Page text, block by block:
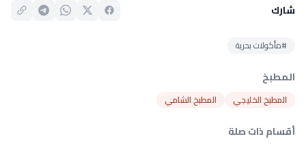
شارك
#مأكولات بحرية
المطبخ
المطبخ الخليجي المطبخ الشامي
أقسام ذات صلة